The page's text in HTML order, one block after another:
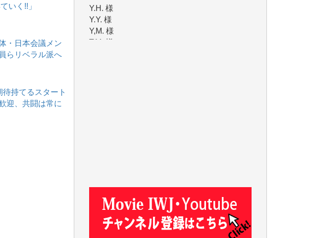
いく!!」
・日本会議メン
らリベラル派へ
持てるスタート
迎、共闘は常に
Y,M. 様
T.M. 様
マツモト ヤスアキ 様
マシオン 恵美香 様
Y.T. 様
T.K. 様
ASAKO TAKAESU 様
マシオン恵美香 様
平野智生 様